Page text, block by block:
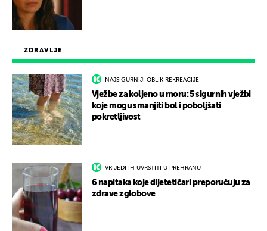
ZDRAVLJE
NAJSIGURNIJI OBLIK REKREACIJE
Vježbe za koljeno u moru: 5 sigurnih vježbi
koje mogu smanjiti bol i poboljšati
pokretljivost
VRIJEDI IH UVRSTITI U PREHRANU
6 napitaka koje dijetetičari preporučuju za
zdrave zglobove